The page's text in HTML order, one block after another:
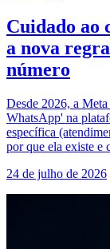
Cuidado ao
a nova
número
Desde 2026, a
WhatsApp' na
específica
por que ela existe e
24 de julho de 2026